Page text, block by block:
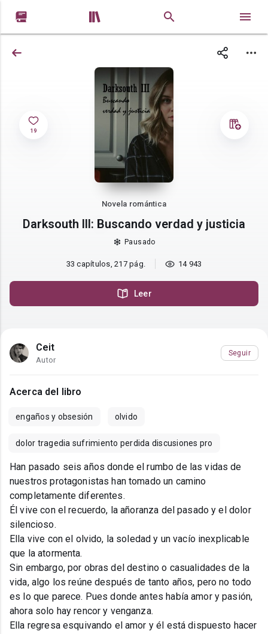
 
19
Novela romántica
Darksouth lll: Buscando verdad y justicia
Pausado
33 capítulos, 217 pág. 14 943
Leer
Ceit
Autor
Seguir
Acerca del libro
engaños y obsesión olvido
dolor tragedia sufrimiento perdida discusiones pro
Han pasado seis años donde el rumbo de las vidas de
nuestros protagonistas han tomado un camino
completamente diferentes.
Él vive con el recuerdo, la añoranza del pasado y el dolor
silencioso.
Ella vive con el olvido, la soledad y un vacío inexplicable
que la atormenta.
Sin embargo, por obras del destino o casualidades de la
vida, algo los reúne después de tanto años, pero no todo
es lo que parece. Pues donde antes había amor y pasión,
ahora solo hay rencor y venganza.
Ella regresa esquivando el amor y él está dispuesto hacer